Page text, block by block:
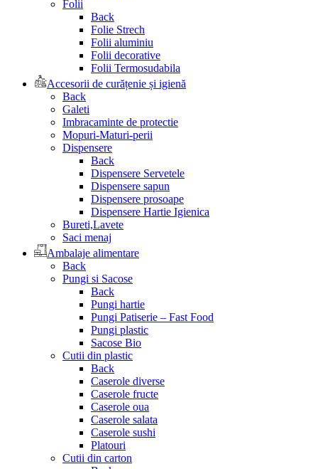
Folii
Back
Folie Strech
Folii aluminiu
Folii decorative
Folii Termosudabila
Accesorii de curățenie și igienă
Back
Galeti
Imbracaminte de protectie
Mopuri-Maturi-perii
Dispensere
Back
Dispensere Servetele
Dispensere sapun
Dispensere prosoape
Dispensere Hartie Igienica
Bureti,Lavete
Saci menaj
Ambalaje alimentare
Back
Pungi si Sacose
Back
Pungi hartie
Pungi Patiserie – Fast Food
Pungi plastic
Sacose Bio
Cutii din plastic
Back
Caserole diverse
Caserole fructe
Caserole oua
Caserole salata
Caserole sushi
Platouri
Cutii din carton